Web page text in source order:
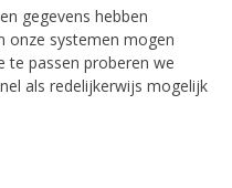
gegevens hebben
onze systemen mogen
te passen proberen we
als redelijkerwijs mogelijk